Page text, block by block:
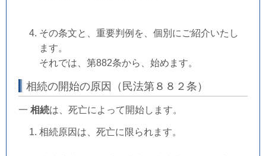
その条文と、重要判例を、個別にご紹介いたし
ます。
それでは、第882条から、始めます。
相続の開始の原因（民法第８８２条）
一 相続は、死亡によって開始します。
相続原因は、死亡に限られます。